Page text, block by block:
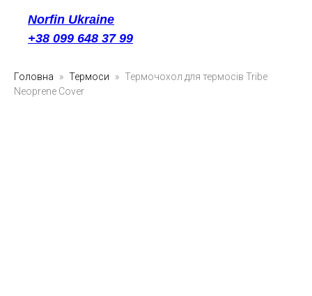
Norfin Ukraine
+38 099 648 37 99
Головна Термоси
Термочoхол для термосів Tribe
Neoprene Cover